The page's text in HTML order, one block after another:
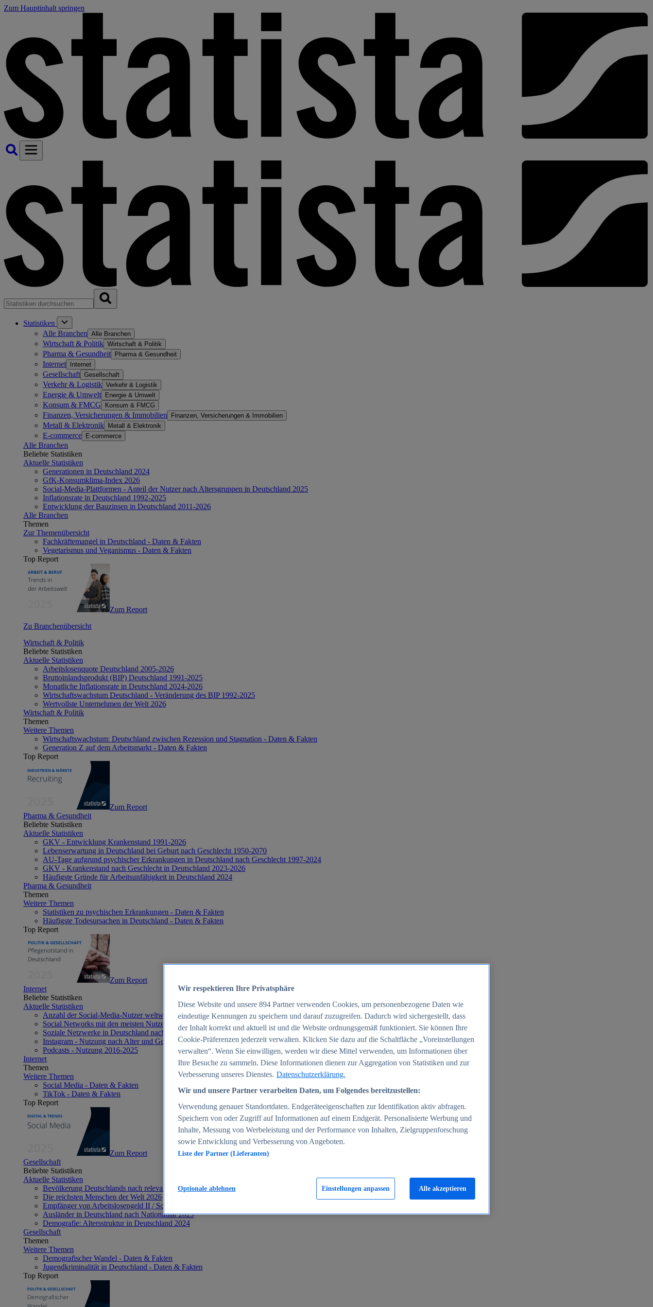
Zum Hauptinhalt springen
Statistiken
Alle Branchen Alle Branchen
Wirtschaft & Politik Wirtschaft & Politik
Pharma & Gesundheit Pharma & Gesundheit
Internet Internet
Gesellschaft Gesellschaft
Verkehr & Logistik Verkehr & Logistik
Energie & Umwelt Energie & Umwelt
Konsum & FMCG Konsum & FMCG
Finanzen, Versicherungen & Immobilien Finanzen, Versicherungen & Immobilien
Metall & Elektronik Metall & Elektronik
E-commerce E-commerce
Alle Branchen
Beliebte Statistiken
Aktuelle Statistiken
Generationen in Deutschland 2024
GfK-Konsumklima-Index 2026
Social-Media-Plattformen - Anteil der Nutzer nach Altersgruppen in Deutschland 2025
Inflationsrate in Deutschland 1992-2025
Entwicklung der Bauzinsen in Deutschland 2011-2026
Alle Branchen
Themen
Zur Themenübersicht
Fachkräftemangel in Deutschland - Daten & Fakten
Vegetarismus und Veganismus - Daten & Fakten
Top Report
Zum Report
Zu Branchenübersicht
Wirtschaft & Politik
Beliebte Statistiken
Aktuelle Statistiken
Arbeitslosenquote Deutschland 2005-2026
Bruttoinlandsprodukt (BIP) Deutschland 1991-2025
Monatliche Inflationsrate in Deutschland 2024-2026
Wirtschaftswachstum Deutschland - Veränderung des BIP 1992-2025
Wertvollste Unternehmen der Welt 2026
Wirtschaft & Politik
Themen
Weitere Themen
Wirtschaftswachstum: Deutschland zwischen Rezession und Stagnation - Daten & Fakten
Generation Z auf dem Arbeitsmarkt - Daten & Fakten
Top Report
Zum Report
Pharma & Gesundheit
Beliebte Statistiken
Aktuelle Statistiken
GKV - Entwicklung Krankenstand 1991-2026
Lebenserwartung in Deutschland bei Geburt nach Geschlecht 1950-2070
AU-Tage aufgrund psychischer Erkrankungen in Deutschland nach Geschlecht 1997-2024
GKV - Krankenstand nach Geschlecht in Deutschland 2023-2026
Häufigste Gründe für Arbeitsunfähigkeit in Deutschland 2024
Pharma & Gesundheit
Themen
Weitere Themen
Statistiken zu psychischen Erkrankungen - Daten & Fakten
Häufigste Todesursachen in Deutschland - Daten & Fakten
Top Report
Zum Report
Internet
Beliebte Statistiken
Aktuelle Statistiken
Anzahl der Social-Media-Nutzer weltweit 2012-2025
Social Networks mit den meisten Nutzern weltweit 2025
Soziale Netzwerke in Deutschland nach Generationen 2025
Instagram - Nutzung nach Alter und Geschlecht in Deutschland 2025
Podcasts - Nutzung 2016-2025
Internet
Themen
Weitere Themen
Social Media - Daten & Fakten
TikTok - Daten & Fakten
Top Report
Zum Report
Gesellschaft
Beliebte Statistiken
Aktuelle Statistiken
Bevölkerung Deutschlands nach relevanten Altersgruppen 2024
Die reichsten Menschen der Welt 2026
Empfänger von Arbeitslosengeld II / Sozialgeld / Bürgergeld in Deutschland 2005-2025
Ausländer in Deutschland nach Nationalität 2025
Demografie: Altersstruktur in Deutschland 2024
Gesellschaft
Themen
Weitere Themen
Demografischer Wandel - Daten & Fakten
Jugendkriminalität in Deutschland - Daten & Fakten
Top Report
Wir respektieren Ihre Privatsphäre
Diese Website und unsere 894 Partner verwenden Cookies, um personenbezogene Daten wie
eindeutige Kennungen zu speichern und darauf zuzugreifen. Dadurch wird sichergestellt, dass
der Inhalt korrekt und aktuell ist und die Website ordnungsgemäß funktioniert. Sie können Ihre
Cookie-Präferenzen jederzeit verwalten. Klicken Sie dazu auf die Schaltfläche „Voreinstellungen
verwalten“. Wenn Sie einwilligen, werden wir diese Mittel verwenden, um Informationen über
Ihre Besuche zu sammeln. Diese Informationen dienen zur Aggregation von Statistiken und zur
Verbesserung unseres Dienstes. Datenschutzerklärung.
Wir und unsere Partner verarbeiten Daten, um Folgendes bereitzustellen:
Verwendung genauer Standortdaten. Endgeräteeigenschaften zur Identifikation aktiv abfragen.
Speichern von oder Zugriff auf Informationen auf einem Endgerät. Personalisierte Werbung und
Inhalte, Messung von Werbeleistung und der Performance von Inhalten, Zielgruppenforschung
sowie Entwicklung und Verbesserung von Angeboten.
Liste der Partner (Lieferanten)
Einstellungen anpassen
Optionale ablehnen Alle akzeptieren